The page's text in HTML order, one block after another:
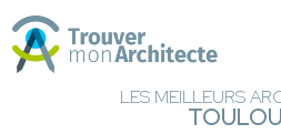
LES MEILLEURS